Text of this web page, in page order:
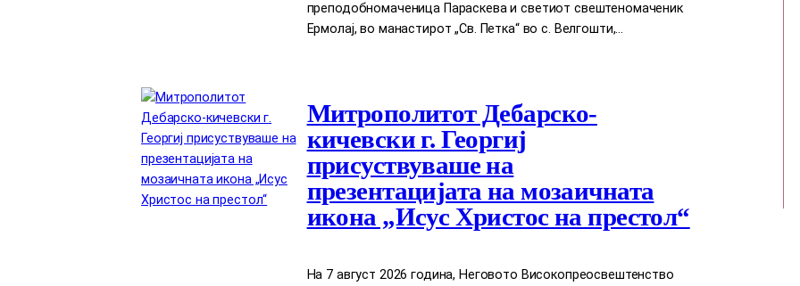
преподобномаченица Параскева и светиот свештеномаченик
Ермолај, во манастирот „Св. Петка“ во с. Велгошти,…
Митрополитот Дебарско-
кичевски г. Георгиј
присуствуваше на
презентацијата на мозаичната
икона „Исус Христос на престол“
На 7 август 2026 година, Неговото Високопреосвештенство